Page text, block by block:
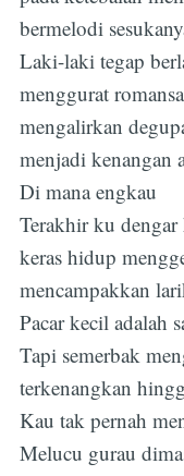
bermelodi
Laki-laki tegap
menggurat
mengalirkan
menjadi kenangan
Di mana engkau
Terakhir ku
keras hidup
mencampakkan
Pacar kecil adalah
Tapi semerbak
terkenangkan
Kau tak pernah
Melucu gurau